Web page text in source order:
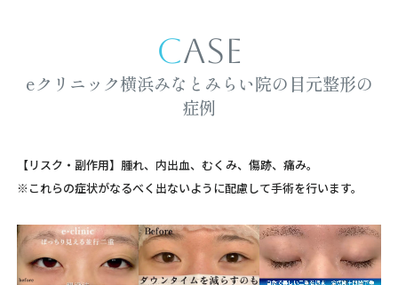
CASE
eクリニック横浜みなとみらい院の目元整形の
症例
【リスク・副作用】腫れ、内出血、むくみ、傷跡、痛み。
※これらの症状がなるべく出ないように配慮して手術を行います。